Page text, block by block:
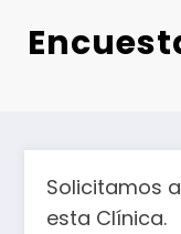
Solicitamos
esta Clínica.